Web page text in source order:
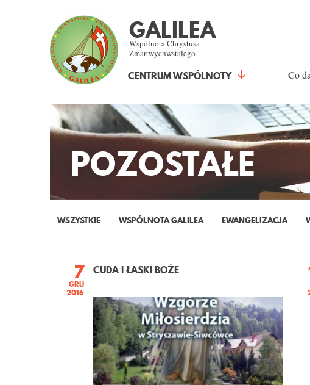
GALILEA
Wspólnota Chrystusa
Zmartwychwstałego
CENTRUM WSPÓLNOTY Co
POZOSTAŁE
WSZYSTKIE WSPÓLNOTA GALILEA EWANGELIZACJA
7
GRU
2016
CUDA I ŁASKI BOŻE